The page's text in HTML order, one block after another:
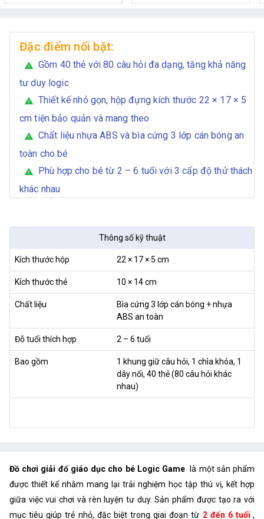
Đặc điểm nổi bật:
warning
Gồm 40 thẻ với 80 câu hỏi đa dạng, tăng khả năng
tư duy logic
warning
Thiết kế nhỏ gọn, hộp đựng kích thước 22 × 17 × 5
cm tiện bảo quản và mang theo
warning
Chất liệu nhựa ABS và bìa cứng 3 lớp cán bóng an
toàn cho bé
warning
Phù hợp cho bé từ 2 – 6 tuổi với 3 cấp độ thử thách
khác nhau
Thông số kỹ thuật
Kích thước hộp 22 × 17 × 5 cm
Kích thước thẻ 10 × 14 cm
Chất liệu
Bìa cứng 3 lớp cán bóng + nhựa
ABS an toàn
Đỗ tuổi thích hợp 2 – 6 tuổi
Bao gồm
1 khung giữ câu hỏi, 1 chìa khóa, 1
dây nối, 40 thẻ (80 câu hỏi khác
nhau)
Đồ chơi giải đố giáo dục cho bé Logic Game là một sản phẩm
được thiết kế nhằm mang lại trải nghiệm học tập thú vị, kết hợp
giữa việc vui chơi và rèn luyện tư duy. Sản phẩm được tạo ra với
mục tiêu giúp trẻ nhỏ, đặc biệt trong giai đoạn từ 2 đến 6 tuổi ,